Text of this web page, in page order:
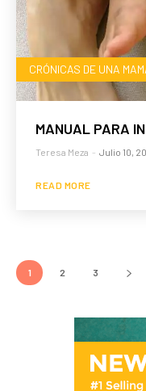
CRÓNICAS DE UNA
MANUAL PARA
Teresa Meza - Julio 10,
READ MORE
1 2 3